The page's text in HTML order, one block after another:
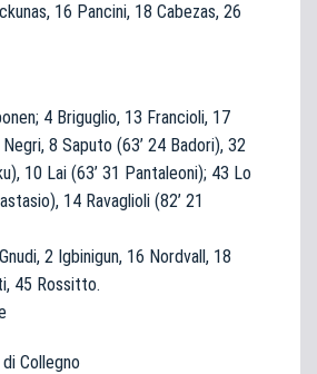
16 Pancini, 18 Cabezas, 26
4 Briguglio, 13 Francioli, 17
8 Saputo (63’ 24 Badori), 32
10 Lai (63’ 31 Pantaleoni); 43 Lo
14 Ravaglioli (82’ 21
2 Igbinigun, 16 Nordvall, 18
45 Rossitto.
Collegno